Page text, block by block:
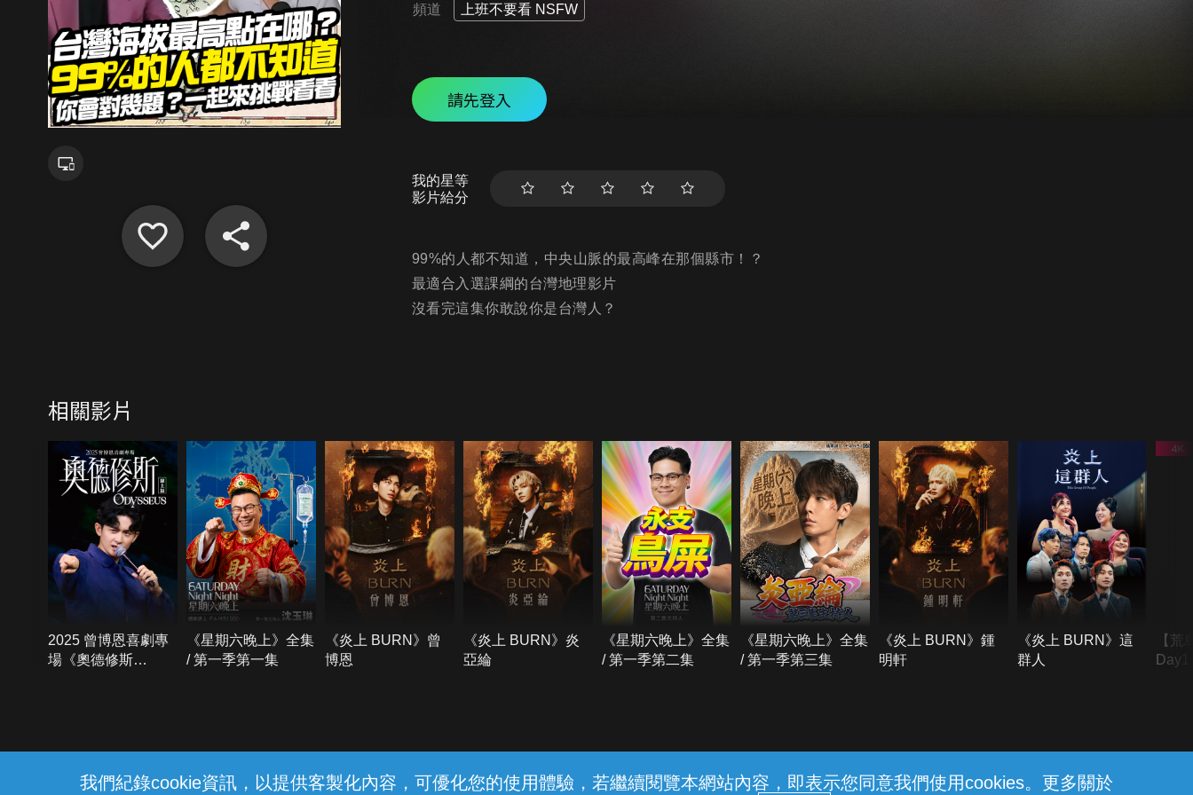
我們紀錄cookie資訊，以提供客製化內容，可優化您的使用體驗，若繼續閱覽本網站內容，即表示您同意我們使用cookies。更多關於
頻道 上班不要看 NSFW
請先登入
我的星等
影片給分
99%的人都不知道，中央山脈的最高峰在那個縣市！？
最適合入選課綱的台灣地理影片
沒看完這集你敢說你是台灣人？
相關影片
2025 曾博恩喜劇專
場《奧德修斯
《星期六晚上》全集
/ 第一季第一集
《炎上 BURN》曾
博恩
《炎上 BURN》炎
亞綸
《星期六晚上》全集
/ 第一季第二集
《星期六晚上》全集
/ 第一季第三集
《炎上 BURN》鍾
明軒
《炎上 BURN》這
群人
【荒
線上客服 服務條款 隱私權保護